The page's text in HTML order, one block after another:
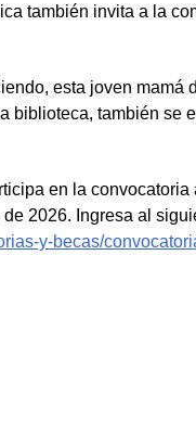
también invita a la
esta joven mamá
biblioteca, también se
en la convocatoria
2026. Ingresa al
y-becas/